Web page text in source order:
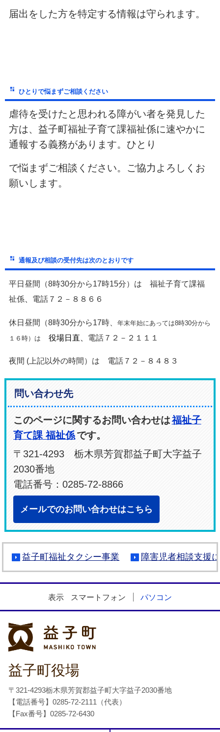
届出をした方を特定する情報は守られます。
ひとりで悩まずご相談ください
虐待を受けたと思われる障がい者を発見した
方は、益子町福祉子育て課福祉係に速やかに
通報する義務があります。ひとり
で悩まずご相談ください。ご協力よろしくお
願いします。
通報及び相談の受付先は次のとおりです
平日昼間（8時30分から17時15分）は 福祉子育て課福
祉係、 電話７２－８８６６
休日昼間（8時30分から17時、 年末年始にあっては8時30分から
１６時）は 役場日直、 電話７２－２１１１
夜間 (上記以外の時間）は 電話７２－８４８３
問い合わせ先
このページに関するお問い合わせは福祉子
育て課 福祉係です。
〒321-4293 栃木県芳賀郡益子町大字益子
2030番地
電話番号：0285-72-8866
メールでのお問い合わせはこちら
益子町福祉タクシー事業 障害児者相談支援
表示 スマートフォン パソコン
益子町役場
〒321-4293栃木県芳賀郡益子町大字益子2030番地
【電話番号】0285-72-2111（代表）
【Fax番号】0285-72-6430